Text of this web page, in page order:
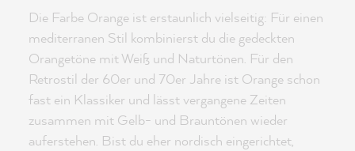
Die Farbe Orange ist erstaunlich vielseitig: Für einen
mediterranen Stil kombinierst du die gedeckten
Orangetöne mit Weiß und Naturtönen. Für den
Retrostil der 60er und 70er Jahre ist Orange schon
fast ein Klassiker und lässt vergangene Zeiten
zusammen mit Gelb- und Brauntönen wieder
auferstehen. Bist du eher nordisch eingerichtet,